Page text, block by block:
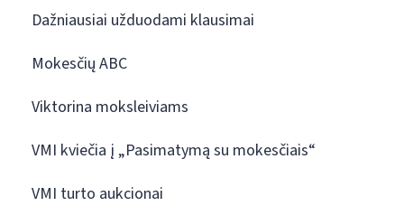
Dažniausiai užduodami klausimai
Mokesčių ABC
Viktorina moksleiviams
VMI kviečia į „Pasimatymą su mokesčiais“
VMI turto aukcionai